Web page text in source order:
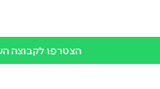
הצטרפו לקבוצה